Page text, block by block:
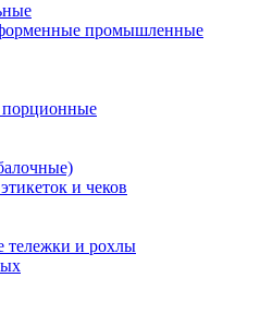
промышленные
и чеков
тележки и рохлы